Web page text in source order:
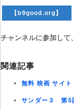
【b9good.org】
チャンネルに参加して
関連記事
無料 映画 サイト
サンダー３ 第5